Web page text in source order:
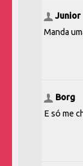
Junior
Manda
Borg
E só me